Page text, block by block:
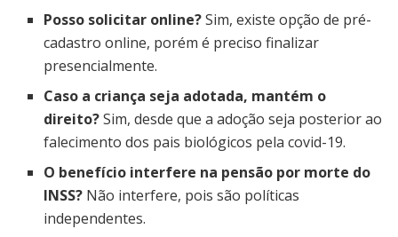
Posso solicitar online?Sim, existe opção de pré-
cadastro online, porém é preciso finalizar
presencialmente.
Caso a criança seja adotada, mantém o
direito?Sim, desde que a adoção seja posterior ao
falecimento dos pais biológicos pela covid-19.
O benefício interfere na pensão por morte do
INSS? Não interfere, pois são políticas
independentes.